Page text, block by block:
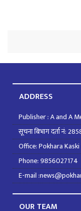
ADDRESS
Publisher : A and A
सूचना बिभाग दर्ता नं:
Office: Pokhara Kaski
Phone: 9856027174
E-mail
OUR TEAM